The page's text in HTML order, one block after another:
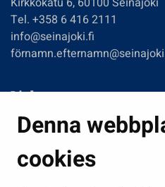
Denna
cookies
Tel. +358 6 416 2111
info@seinajoki.fi
Links
Boende och miljö
Fostran och utbildning